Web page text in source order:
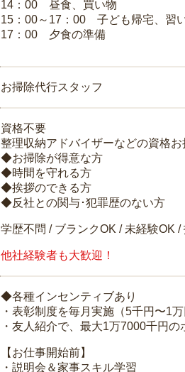
14：00 昼食、買い物
15：00～17：00 子ども帰宅、習
17：00 夕食の準備
お掃除代行スタッフ
資格不要
整理収納アドバイザーなどの資格
◆お掃除が得意な方
◆時間を守れる方
◆挨拶のできる方
◆反社との関与･犯罪歴のない方
学歴不問 / ブランクOK / 未経験OK
他社経験者も大歓迎！
◆各種インセンティブあり
・表彰制度を毎月実施（5千円〜1
・友人紹介で、最大1万7000千円の
【お仕事開始前】
・説明会＆家事スキル学習